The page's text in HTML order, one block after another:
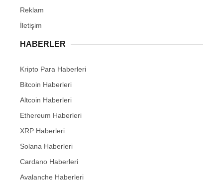
Reklam
İletişim
HABERLER
Kripto Para Haberleri
Bitcoin Haberleri
Altcoin Haberleri
Ethereum Haberleri
XRP Haberleri
Solana Haberleri
Cardano Haberleri
Avalanche Haberleri